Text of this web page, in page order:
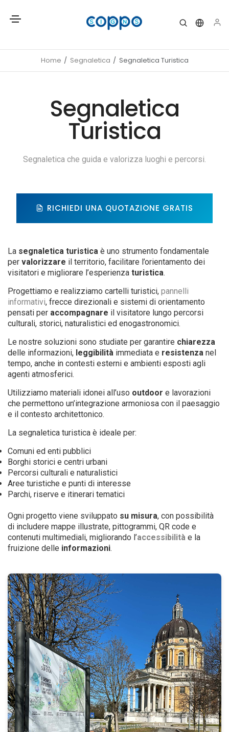
Home Segnaletica Segnaletica Turistica
Segnaletica
Turistica
Segnaletica che guida e valorizza luoghi e percorsi.
RICHIEDI UNA QUOTAZIONE GRATIS
La segnaletica turistica è uno strumento fondamentale
per valorizzare il territorio, facilitare l’orientamento dei
visitatori e migliorare l’esperienza turistica.
Progettiamo e realizziamo cartelli turistici, pannelli
informativi, frecce direzionali e sistemi di orientamento
pensati per accompagnare il visitatore lungo percorsi
culturali, storici, naturalistici ed enogastronomici.
Le nostre soluzioni sono studiate per garantire chiarezza
delle informazioni, leggibilità immediata e resistenza nel
tempo, anche in contesti esterni e ambienti esposti agli
agenti atmosferici.
Utilizziamo materiali idonei all’uso outdoor e lavorazioni
che permettono un’integrazione armoniosa con il paesaggio
e il contesto architettonico.
La segnaletica turistica è ideale per:
Comuni ed enti pubblici
Borghi storici e centri urbani
Percorsi culturali e naturalistici
Aree turistiche e punti di interesse
Parchi, riserve e itinerari tematici
Ogni progetto viene sviluppato su misura, con possibilità
di includere mappe illustrate, pittogrammi, QR code e
contenuti multimediali, migliorando l’accessibilità e la
fruizione delle informazioni.